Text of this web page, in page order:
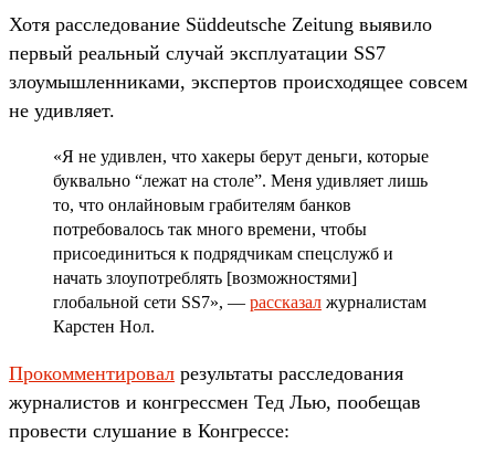
Хотя расследование Süddeutsche Zeitung выявило
первый реальный случай эксплуатации SS7
злоумышленниками, экспертов происходящее совсем
не удивляет.
«Я не удивлен, что хакеры берут деньги, которые
буквально “лежат на столе”. Меня удивляет лишь
то, что онлайновым грабителям банков
потребовалось так много времени, чтобы
присоединиться к подрядчикам спецслужб и
начать злоупотреблять [возможностями]
глобальной сети SS7», — рассказал журналистам
Карстен Нол.
Прокомментировал результаты расследования
журналистов и конгрессмен Тед Лью, пообещав
провести слушание в Конгрессе: